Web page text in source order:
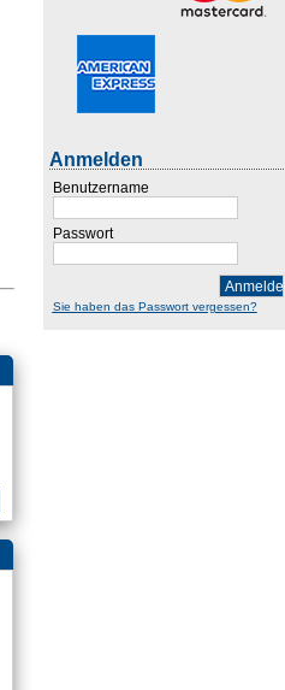
Anmelden
Benutzername
Passwort
Anmelden
Sie haben das Passwort vergessen?